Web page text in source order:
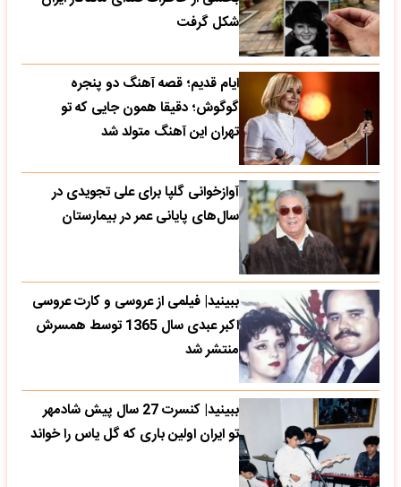
شکل گرفت
ایام قدیم؛ قصه آهنگ دو پنجره
گوگوش؛ دقیقا همون جایی که تو
تهران این آهنگ متولد شد
آوازخوانی گلپا برای علی تجویدی در
سال‌های پایانی عمر در بیمارستان
ببینید| فیلمی از عروسی و کارت عروسی
اکبر عبدی سال 1365 توسط همسرش
منتشر شد
ببینید| کنسرت 27 سال پیش شادمهر
تو ایران اولین باری که گل یاس را خواند